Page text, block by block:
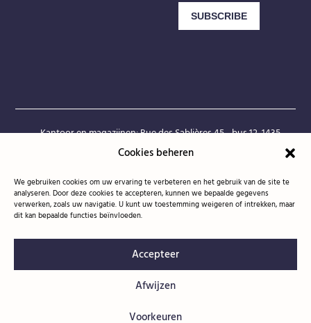
Cookies beheren
We gebruiken cookies om uw ervaring te verbeteren en het gebruik van de site te
analyseren. Door deze cookies te accepteren, kunnen we bepaalde gegevens
verwerken, zoals uw navigatie. U kunt uw toestemming weigeren of intrekken, maar
dit kan bepaalde functies beïnvloeden.
Accepteer
Afwijzen
Voorkeuren
Kantoor en magazijnen: Rue des Sablières 45 - bus 12, 1435
Mont-Saint-Guibert
1300 Waver
 BTW: BE0 687 988 633
hello@propulsegroup.be